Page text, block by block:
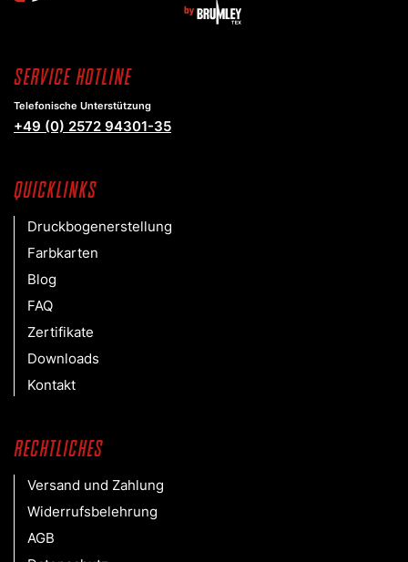
Service Hotline
Telefonische Unterstützung
+49 (0) 2572 94301-35
Quicklinks
Druckbogenerstellung
Farbkarten
Blog
FAQ
Zertifikate
Downloads
Kontakt
Rechtliches
Versand und Zahlung
Widerrufsbelehrung
AGB